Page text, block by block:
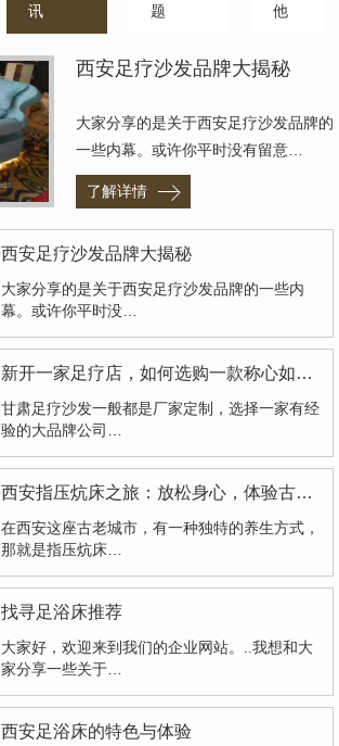
讯
题
他
西安足疗沙发品牌大揭秘
大家分享的是关于西安足疗沙发品牌的
一些内幕。或许你平时没有留意…
了解详情
西安足疗沙发品牌大揭秘
大家分享的是关于西安足疗沙发品牌的一些内
幕。或许你平时没…
新开一家足疗店，如何选购一款称心如意的足浴沙发
甘肃足疗沙发一般都是厂家定制，选择一家有经
验的大品牌公司…
西安指压炕床之旅：放松身心，体验古老养生之道
在西安这座古老城市，有一种独特的养生方式，
那就是指压炕床…
找寻足浴床推荐
大家好，欢迎来到我们的企业网站。..我想和大
家分享一些关于…
西安足浴床的特色与体验